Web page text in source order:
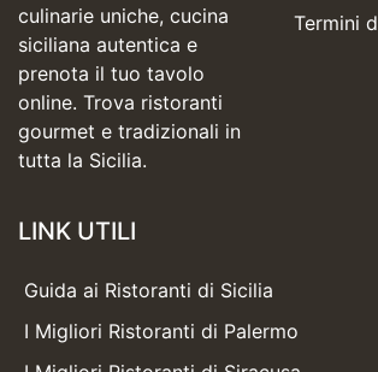
culinarie uniche, cucina
siciliana autentica e
prenota il tuo tavolo
online. Trova ristoranti
gourmet e tradizionali in
tutta la Sicilia.
Termini
LINK UTILI
Guida ai Ristoranti di Sicilia
I Migliori Ristoranti di Palermo